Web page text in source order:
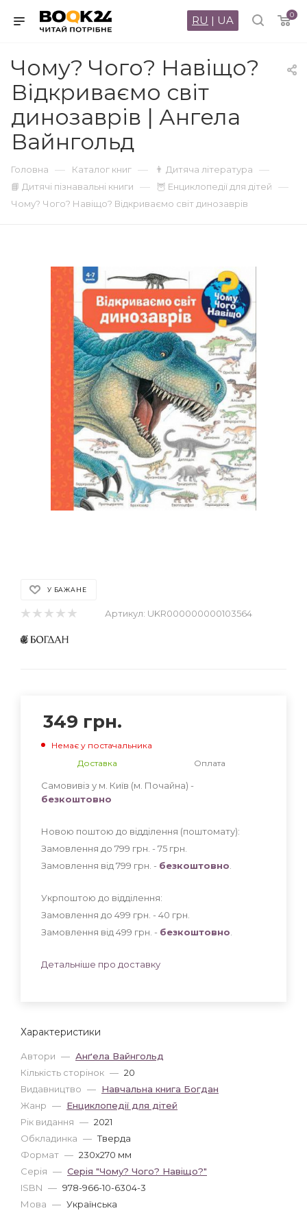
0
RU | UA
Чому? Чого? Навіщо?
Відкриваємо світ
динозаврів | Ангела
Вайнгольд
Головна — Каталог книг — 👨 Дитяча література —
📘 Дитячі пізнавальні книги — 🦉 Енциклопедії для дітей —
Чому? Чого? Навіщо? Відкриваємо світ динозаврів
У БАЖАНЕ
Артикул: UKR000000000103564
Характеристики
Автори — Анґела Вайнгольд
Кількість сторінок — 20
Видавництво — Навчальна книга Богдан
Жанр — Енциклопедії для дітей
Рік видання — 2021
Обкладинка — Тверда
Формат — 230x270 мм
Серія — Серія "Чому? Чого? Навіщо?"
ISBN — 978-966-10-6304-3
Мова — Українська
349 грн.
Немає у постачальника
Доставка
Оплата
Самовивіз у м. Київ (м. Почайна) -
безкоштовно
Новою поштою до відділення (поштомату):
Замовлення до 799 грн. - 75 грн
Замовлення від 799 грн. - безкоштовно
Укрпоштою до відділення:
Замовлення до 499 грн. - 40 грн
Замовлення від 499 грн. - безкоштовно
Детальніше про доставку